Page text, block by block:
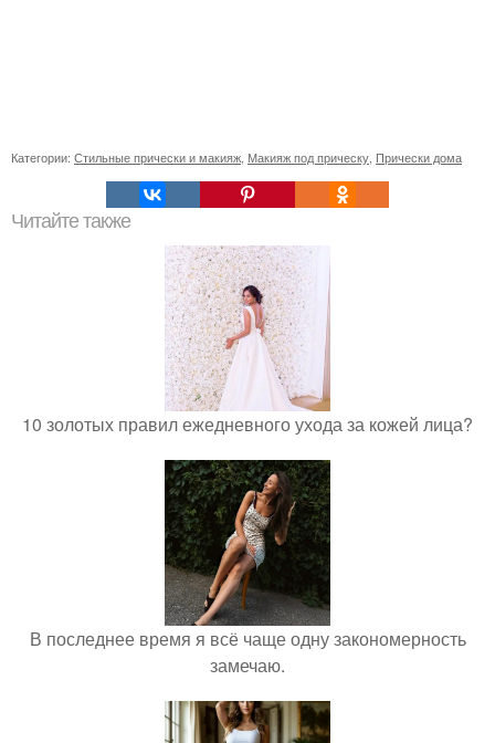
Категории: Стильные прически и макияж Макияж под прическу Прически дома
Читайте также
10 золотых правил ежедневного ухода за кожей лица?
В последнее время я всё чаще одну закономерность
замечаю.